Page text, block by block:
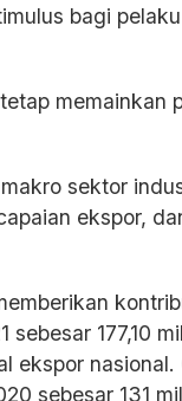
bagi
memainkan
sektor
ekspor,
177,10
ekspor
sebesar 131